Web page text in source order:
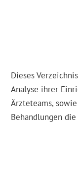
Dieses
Analyse ihrer
Ärzteteams,
Behandlungen